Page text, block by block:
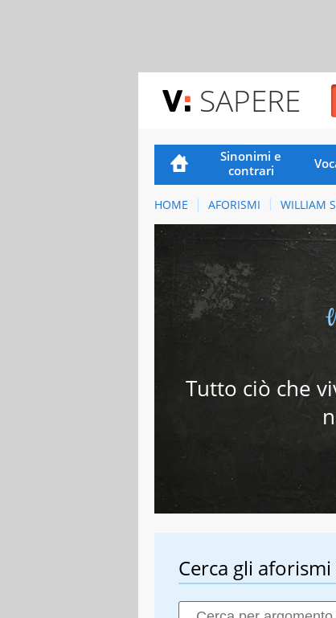
SAPERE
Sinonimi e
contrari
HOME AFORISMI WILLIAM
Tutto ciò che
Cerca gli